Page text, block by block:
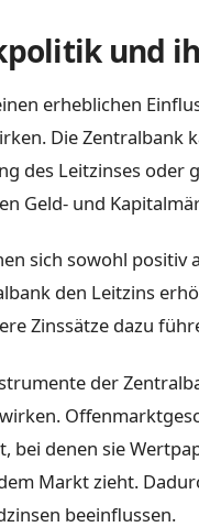
und
erheblichen
Die Zentralbank
des Leitzinses
Geld- und
sich sowohl positiv
den Leitzins
Zinssätze dazu
der
bei denen sie
Markt zieht.
beeinflussen.